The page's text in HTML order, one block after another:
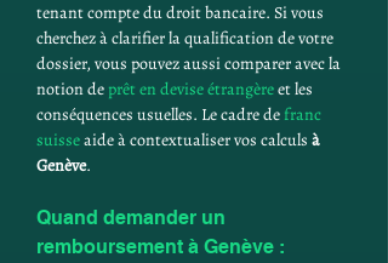
tenant compte du droit bancaire. Si vous
cherchez à clarifier la qualification de votre
dossier, vous pouvez aussi comparer avec la
notion de prêt en devise étrangère et les
conséquences usuelles. Le cadre de franc
suisse aide à contextualiser vos calculs à
Genève.
Quand demander un
remboursement à Genève :